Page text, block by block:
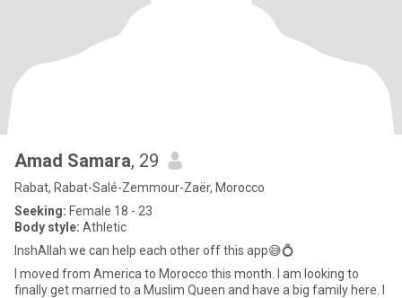
Amad Samara, 29
Rabat, Rabat-Salé-Zemmour-Zaër, Morocco
Seeking: Female 18 - 23
Body style: Athletic
InshAllah we can help each other off this app😅💍
I moved from America to Morocco this month. I am looking to
finally get married to a Muslim Queen and have a big family here. I